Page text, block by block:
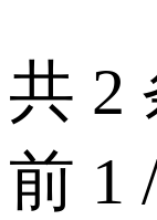
共 2
前 1